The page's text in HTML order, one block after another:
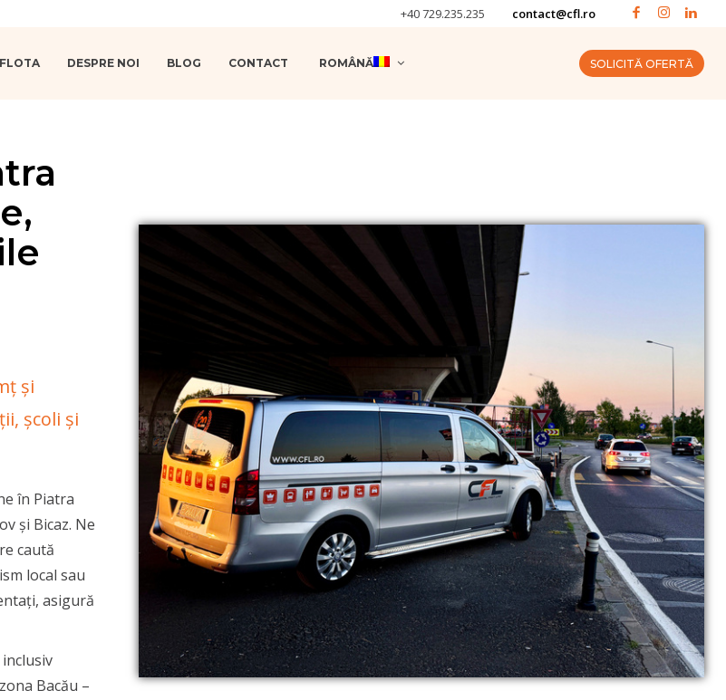
+40 729.235.235 contact@cfl.ro
FLOTA DESPRE NOI BLOG CONTACT ROMÂNĂ SOLICITĂ OFERTĂ
și
școli și
în Piatra
și Bicaz. Ne
caută
local sau
asigură
Bacău –